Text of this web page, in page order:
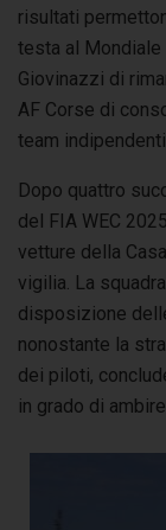
risultati
testa al Mondiale
Giovinazzi di
AF Corse di
team indipendenti.
Dopo quattro
del FIA WEC
vetture della
vigilia. La
disposizione
nonostante la
dei piloti,
in grado di